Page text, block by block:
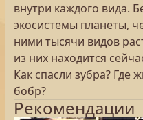
внутри каждого вида.
экосистемы планеты,
ними тысячи видов
из них находится
Как спасли зубра? Где
бобр?
Рекомендации